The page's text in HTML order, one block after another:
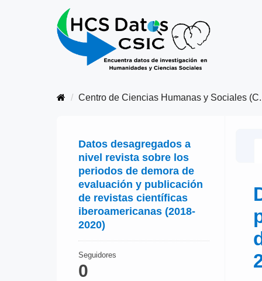
Centro de Ciencias Humanas y Sociales
Datos desagregados a
nivel revista sobre los
periodos de demora de
evaluación y publicación
de revistas científicas
iberoamericanas (2018-
2020)
Seguidores
0